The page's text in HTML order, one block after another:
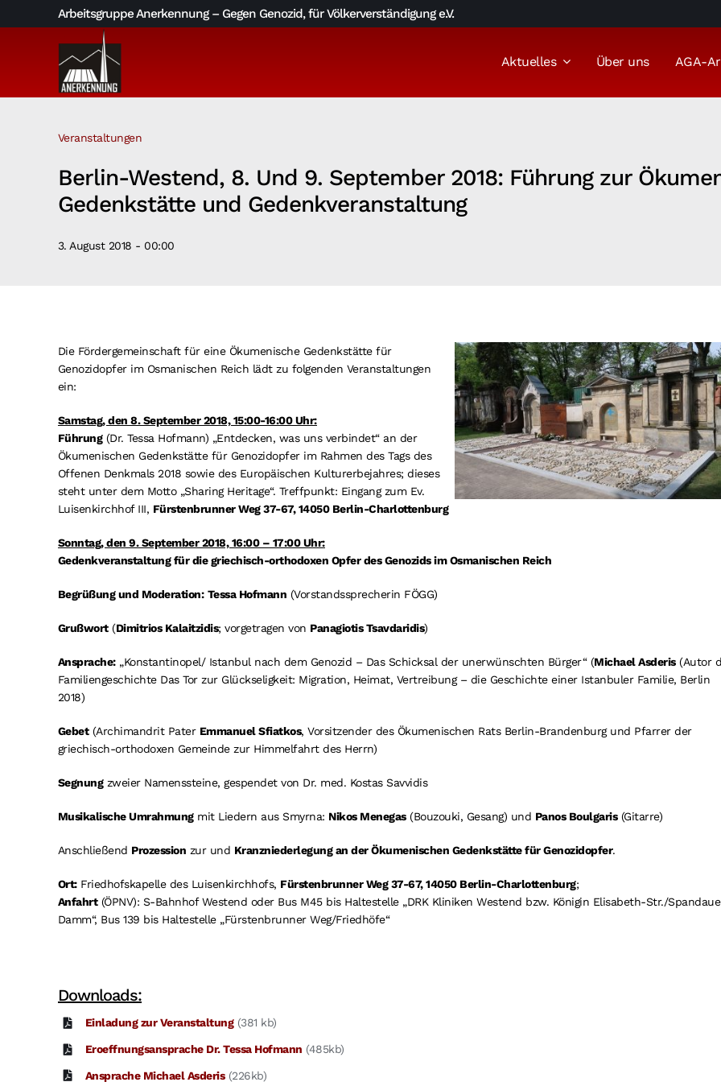
to
Arbeitsgruppe Anerkennung – Gegen Genozid, für Völkerverständigung e.V.
Aktuelles Über uns AGA-
Veranstaltungen
Berlin-Westend, 8. Und 9. September 2018: Führung zur
Gedenkstätte und Gedenkveranstaltung
3. August 2018 - 00:00
Die Fördergemeinschaft für eine Ökumenische Gedenkstätte für
Genozidopfer im Osmanischen Reich lädt zu folgenden Veranstaltungen
ein:
Samstag, den 8. September 2018, 15:00-16:00 Uhr:
Führung(Dr. Tessa Hofmann) „Entdecken, was uns verbindet“ an der
Ökumenischen Gedenkstätte für Genozidopfer im Rahmen des Tags des
Offenen Denkmals 2018 sowie des Europäischen Kulturerbejahres; dieses
steht unter dem Motto „Sharing Heritage“. Treffpunkt: Eingang zum Ev.
Luisenkirchhof III, Fürstenbrunner Weg 37-67, 14050 Ber­lin-Charlottenburg
Sonntag, den 9. September 2018, 16:00 – 17:00 Uhr:
Gedenkveranstaltung für die griechisch-orthodoxen Opfer des Genozids im Osmanischen Reich
Begrüßung und Moderation: Tessa Hofmann (Vorstandssprecherin FÖGG)
Grußwort(Dimitrios Kalaitzidis; vorgetragen von Panagiotis Tsavdaridis)
Ansprache:„Konstantinopel/ Istanbul nach dem Genozid – Das Schicksal der unerwünschten Bürger“ (Michael Asderis(Autor
Familiengeschichte Das Tor zur Glückseligkeit: Migration, Heimat, Vertreibung – die Geschichte einer Istanbuler Familie, Berlin
2018)
Gebet(Archimandrit Pater Emmanuel Sfiatkos, Vorsitzender des Ökumenischen Rats Berlin-Brandenburg und Pfarrer der
griechisch-orthodoxen Gemeinde zur Himmelfahrt des Herrn)
Segnungzweier Namenssteine, gespendet von Dr. med. Kostas Savvidis
Musikalische Umrahmungmit Liedern aus Smyrna: Nikos Menegas(Bouzouki, Gesang) und Panos Boulgaris(Gitarre)
Anschließend Prozession zur und Kranzniederlegung an der Ökumenischen Gedenkstätte für Genozidopfer.
Ort:Friedhofskapelle des Luisenkirchhofs, Fürstenbrunner Weg 37-67, 14050 Ber­lin-Charlottenburg;
Anfahrt(ÖPNV): S-Bahnhof Westend oder Bus M45 bis Haltestelle „DRK Kliniken Westend bzw. Königin Elisabeth-Str./
Damm“, Bus 139 bis Haltestelle „Fürstenbrunner Weg/Friedhöfe“
Downloads:
Einladung zur Veranstaltung(381 kb)
Eroeffnungsansprache Dr. Tessa Hofmann (485kb)
Ansprache Michael Asderis(226kb)